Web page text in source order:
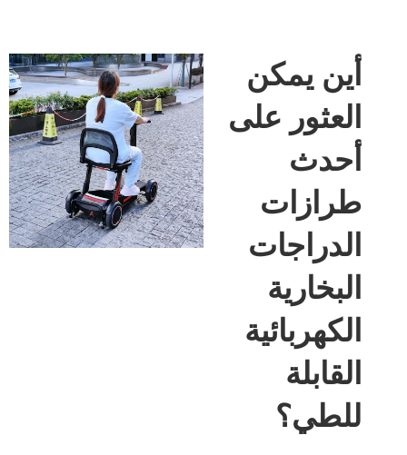
أين يمكن
العثور على
أحدث
طرازات
الدراجات
البخارية
الكهربائية
القابلة
للطي؟